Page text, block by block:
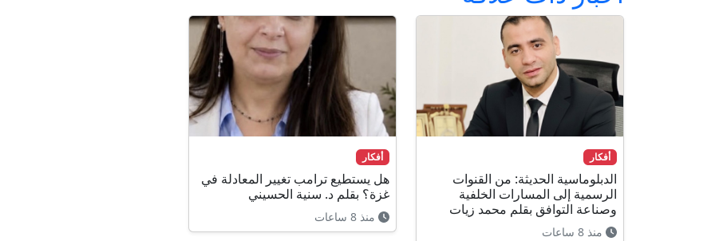
أفكار
الدبلوماسية الحديثة: من القنوات
الرسمية إلى المسارات الخلفية
وصناعة التوافق بقلم محمد زيات
منذ 8 ساعات
أفكار
هل يستطيع ترامب تغيير المعادلة في
غزة؟ بقلم د. سنية الحسيني
منذ 8 ساعات